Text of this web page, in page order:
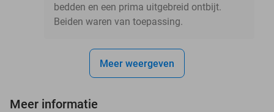
bedden en een prima uitgebreid ontbijt.
Beiden waren van toepassing.
Meer weergeven
Meer informatie